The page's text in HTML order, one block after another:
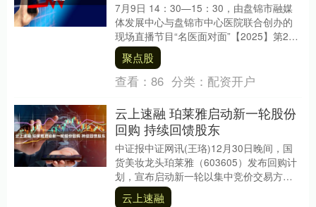
7月9日 14：30—15：30，由盘锦市融媒
体发展中心与盘锦市中心医院联合创办的
现场直播节目“名医面对面”【2025】第27
期邀请到的嘉宾是: 盘锦市中心医院....
聚点股
查看： 86 分类： 配资开户
云上速融 珀莱雅启动新一轮股份
回购 持续回馈股东
中证报中证网讯(王珞)12月30日晚间，国
货美妆龙头珀莱雅（603605）发布回购计
划，宣布启动新一轮以集中竞价交易方式
实施的股份回购方案。公告称，公司将使
用自....
云上速融